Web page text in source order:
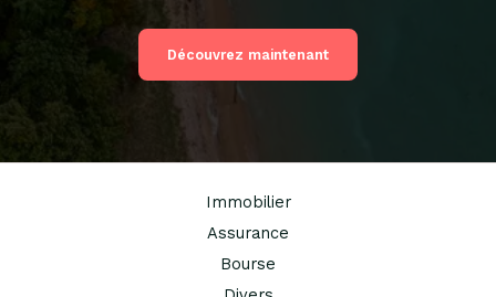
Découvrez maintenant
Immobilier
Assurance
Bourse